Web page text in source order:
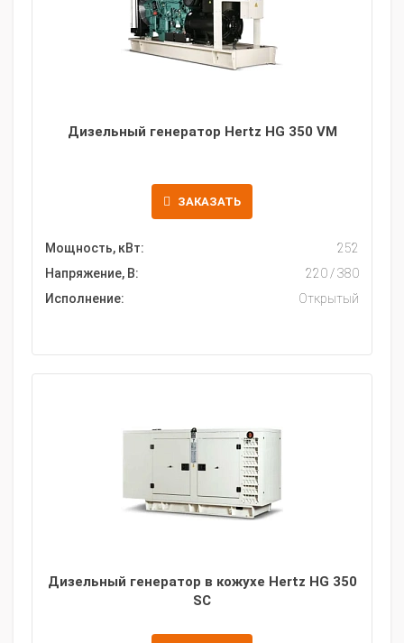
Дизельный генератор Hertz HG 350 VM
ЗАКАЗАТЬ
Мощность, кВт:
252
Напряжение, В:
220 / 380
Исполнение:
Открытый
Дизельный генератор в кожухе Hertz HG 350
SC